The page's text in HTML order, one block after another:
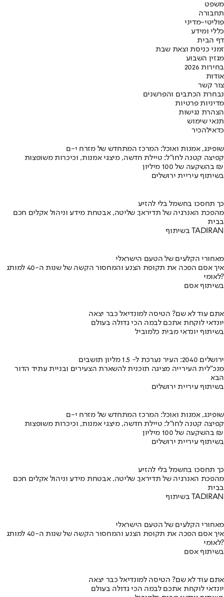
משפט
תחבורה
פוליטי-מדיני
כללי ומידע
דף הבית
זמני כניסת וצאת שבת
מגזין השבוע
בחירות 2026
אודות
צור קשר
נבחרת הכתבים והפרשנים
מדיניות פרטיות
הצהרת נגישות
תנאי שימוש
כדאילהכיר
שופינג, אמנות ואוכל: המרכז המתחדש של מזרח י-ם
קפיצה קטנה לחו"ל: טיילת חדשה, מיצגי אמנות, וכיכרות משופצות
בהשקעה של 100 מיליון ₪
בשיתוף עיריית ירושלים
כך תחסכו בחשמל בלי להזיע
מהפכת האנרגיה של תדיראן: שליטה, אבטחת מידע וניהול אקלים חכם
בבית
בשיתוף TADIRAN
מאחורי הקלעים של הטעם הישראלי
איך אסם הפכה את תקופת הצנע והמחסור הקשה של שנות ה-40 למותג
לאומי?
בשיתוף אסם
אתם עוד לא שם? הטיסה למונדיאל כבר יצאה
יונדאי לוקחת אתכם לבמה הכי גדולה בעולם
בשיתוף יונדאי מבית כלמוביל
ירושלים 2040: העיר נערכת ל- 1.5 מליון תושבים
מנכ"לית העירייה מציגה תוכנית להשארת הצעירים ובניית עתיד הדור
הבא
בשיתוף עיריית ירושלים
שופינג, אמנות ואוכל: המרכז המתחדש של מזרח י-ם
קפיצה קטנה לחו"ל: טיילת חדשה, מיצגי אמנות, וכיכרות משופצות
בהשקעה של 100 מיליון ₪
בשיתוף עיריית ירושלים
כך תחסכו בחשמל בלי להזיע
מהפכת האנרגיה של תדיראן: שליטה, אבטחת מידע וניהול אקלים חכם
בבית
בשיתוף TADIRAN
מאחורי הקלעים של הטעם הישראלי
איך אסם הפכה את תקופת הצנע והמחסור הקשה של שנות ה-40 למותג
לאומי?
בשיתוף אסם
אתם עוד לא שם? הטיסה למונדיאל כבר יצאה
יונדאי לוקחת אתכם לבמה הכי גדולה בעולם